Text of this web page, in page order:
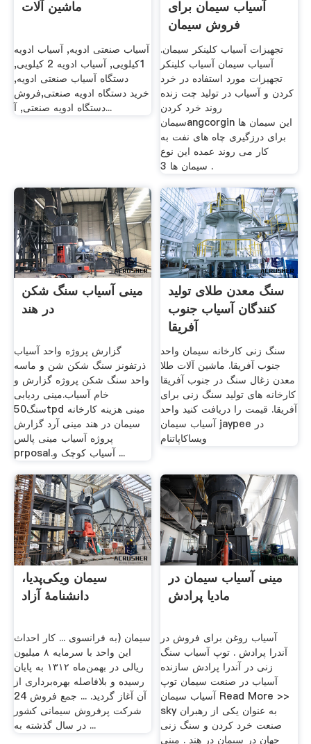
ماشین آلات
آسیاب صنعتی ادویه, آسیاب ادویه
1کیلویی, آسیاب ادویه 2 کیلویی,
دستگاه آسیاب صنعتی ادویه,
خرید دستگاه ادویه صنعتی,فروش
دستگاه ادویه صنعتی, آ...
آسیاب سیمان برای
فروش سیمان
تجهیزات آسیاب کلینکر سیمان.
آسیاب سیمان آسیاب کلینکر
تجهیزات مورد استفاده در خرد
کردن و آسیاب در تولید چت زنده
روند خرد کردن
سیمانangcorgin این سیمان ها
برای درزگیری چاه های نفت به
کار می روند عمده این نوع
سیمان ها 3 .
مینی آسیاب سنگ شکن
در هند
گزارش پروژه واحد آسیاب
ذرتفونز سنگ شکن شن و ماسه
واحد سنگ شکن پروژه گزارش و
خام آسیاب.مینی ردیابی
سنگ50tpd مینی هزینه کارخانه
سیمان در هند مینی آرد گزارش
پروژه آسیاب مینی پالس
prposal.آسیاب کوچک و ...
سنگ معدن طلای تولید
کنندگان آسیاب جنوب
آفریقا
سنگ زنی کارخانه سیمان واحد
جنوب آفریقا. ماشین آلات طلا
معدن زغال سنگ در جنوب آفریقا
کارخانه های تولید سنگ زنی برای
آفریقا. قیمت را دریافت کنید واحد
آسیاب سیمان jaypee در
ویساکاپاتنام
سیمان ویکی‌پدیا،
دانشنامهٔ آزاد
سیمان (به فرانسوی ... کار احداث
این واحد با سرمایه ۸ میلیون
ریالی در بهمن‌ماه ۱۳۱۲ به پایان
رسیده و بلافاصله بهره‌برداری از
آن آغاز گردید. ... جمع فروش 24
شرکت پرفروش سیمانی کشور
در سال گذشته به ...
مینی آسیاب سیمان در
مادیا پرادش
آسیاب روغن برای فروش در
آندرا پرادش . توپ آسیاب سنگ
زنی در آندرا پرادش سازنده
آسیاب در صنعت سیمان توپ
آسیاب سیمان Read More >>
sky به عنوان یکی از رهبران
صنعت خرد کردن و سنگ زنی
جهان در سیمان در هند . مینی